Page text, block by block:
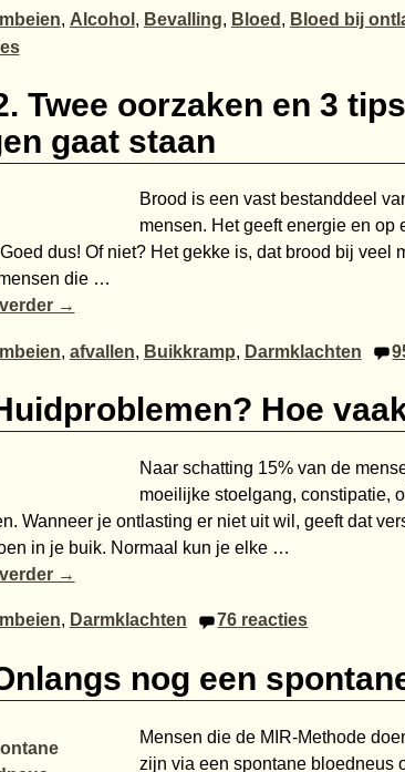
, Alcohol , Bevalling, Bloed , Bloed bij
Twee oorzaken en 3
gaat staan
Brood is een vast bestanddeel
mensen. Het geeft energie en
dus! Of niet? Het gekke is, dat brood bij
die …
→
, afvallen, Buikkramp, Darmklachten
Hoe
Naar schatting 15% van de
moeilijke stoelgang, constipatie,
Wanneer je ontlasting er niet uit wil, geeft dat
in je buik. Normaal kun je elke …
→
, Darmklachten 76 reacties
nog een
Mensen die de MIR-Methode
zijn via een spontane bloedneus